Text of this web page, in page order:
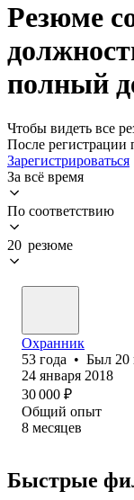
Резюме
полный
Чтобы видеть все
После
Зарегистрироваться
За всё время
По соответствию
20 резюме
Охранник
53 года • Был 20
24 января 2018
30 000 ₽
Общий опыт
8 месяцев
Быстрые